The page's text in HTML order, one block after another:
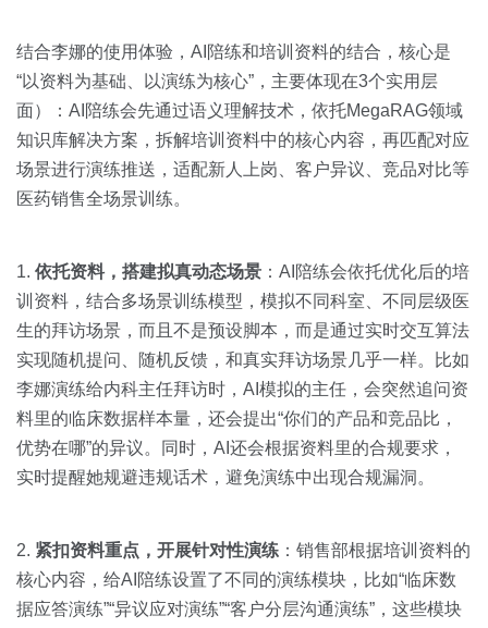
结合李娜的使用体验，AI陪练和培训资料的结合，核心是
“以资料为基础、以演练为核心”，主要体现在3个实用层
面）：AI陪练会先通过语义理解技术，依托MegaRAG领域
知识库解决方案，拆解培训资料中的核心内容，再匹配对应
场景进行演练推送，适配新人上岗、客户异议、竞品对比等
医药销售全场景训练。
1. 依托资料，搭建拟真动态场景 ：AI陪练会依托优化后的培
训资料，结合多场景训练模型，模拟不同科室、不同层级医
生的拜访场景，而且不是预设脚本，而是通过实时交互算法
实现随机提问、随机反馈，和真实拜访场景几乎一样。比如
李娜演练给内科主任拜访时，AI模拟的主任，会突然追问资
料里的临床数据样本量，还会提出“你们的产品和竞品比，
优势在哪”的异议。同时，AI还会根据资料里的合规要求，
实时提醒她规避违规话术，避免演练中出现合规漏洞。
2. 紧扣资料重点，开展针对性演练 ：销售部根据培训资料的
核心内容，给AI陪练设置了不同的演练模块，比如“临床数
据应答演练”“异议应对演练”“客户分层沟通演练”，这些模块